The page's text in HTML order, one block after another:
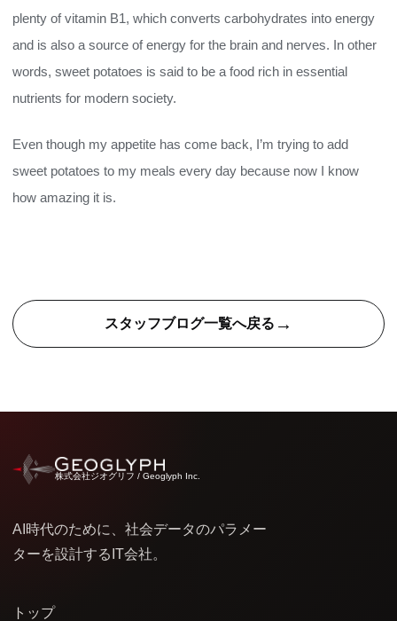
plenty of vitamin B1, which converts carbohydrates into energy
and is also a source of energy for the brain and nerves. In other
words, sweet potatoes is said to be a food rich in essential
nutrients for modern society.
Even though my appetite has come back, I’m trying to add
sweet potatoes to my meals every day because now I know
how amazing it is.
スタッフブログ一覧へ戻る →
株式会社ジオグリフ / Geoglyph Inc.
AI時代のために、社会データのパラメー
ターを設計するIT会社。
トップ